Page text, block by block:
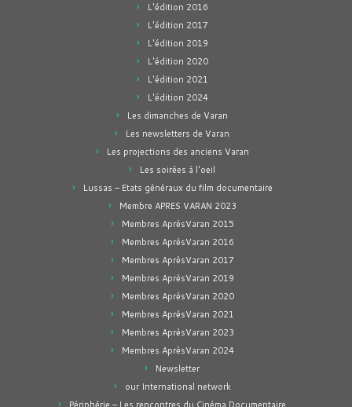
L'édition 2016
L'édition 2017
L'édition 2019
L'édition 2020
L'édition 2021
L'édition 2024
Les dimanches de Varan
Les newsletters de Varan
Les projections des anciens Varan
Les soirées à l'oeil
Lussas – Etats généraux du film documentaire
Membre APRES VARAN 2023
Membres AprèsVaran 2015
Membres AprèsVaran 2016
Membres AprèsVaran 2017
Membres AprèsVaran 2019
Membres AprèsVaran 2020
Membres AprèsVaran 2021
Membres AprèsVaran 2023
Membres AprèsVaran 2024
Newsletter
our International network